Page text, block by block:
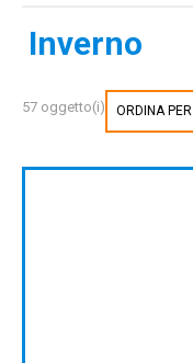
Inverno
57 oggetto(i) ORDINA PER